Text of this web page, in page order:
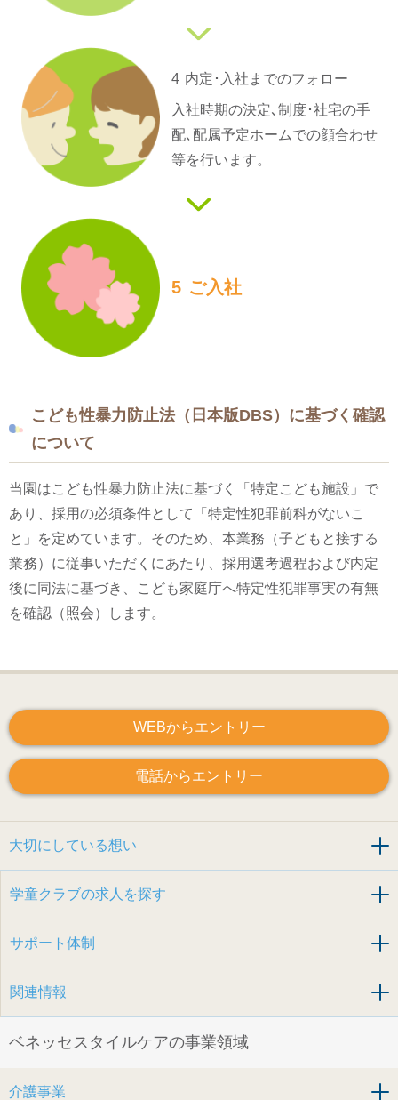
4 内定･入社までのフォロー
入社時期の決定､制度･社宅の手
配､配属予定ホームでの顔合わせ
等を行います。
5 ご入社
こども性暴力防止法（日本版DBS）に基づく確認
について
当園はこども性暴力防止法に基づく「特定こども施設」で
あり、採用の必須条件として「特定性犯罪前科がないこ
と」を定めています。そのため、本業務（子どもと接する
業務）に従事いただくにあたり、採用選考過程および内定
後に同法に基づき、こども家庭庁へ特定性犯罪事実の有無
を確認（照会）します。
WEBからエントリー
電話からエントリー
大切にしている想い
学童クラブの求人を探す
サポート体制
関連情報
ベネッセスタイルケアの事業領域
介護事業